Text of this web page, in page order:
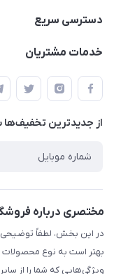
۰۲۱۰۰۰۰۰۰۰۰
دسترسی سریع
حساب کاربری
لیست محصولات
درباره ما
خدمات مشتریان
قوانین و مقررات
حریم خصوصی
راهنما
از جدید‌ترین تخفیف‌ها
مختصری درباره
در این بخش، لطفاً توضیحی
بهتر است به نوع محصولات
ویژگی‌هایی که شما را از